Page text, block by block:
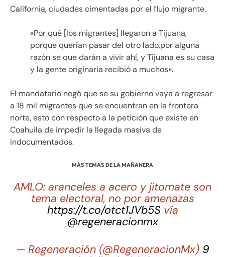
California, ciudades cimentadas por el flujo migrante.
«Por qué [los migrantes] llegaron a Tijuana,
porque querían pasar del otro lado,por alguna
razón se que darán a vivir ahí, y Tijuana es su casa
y la gente originaria recibió a muchos».
El mandatario negó que se su gobierno vaya a regresar
a 18 mil migrantes que se encuentran en la frontera
norte, esto con respecto a la petición que existe en
Coahuila de impedir la llegada masiva de
indocumentados.
MÁS TEMAS DE LA MAÑANERA
AMLO: aranceles a acero y jitomate son
tema electoral, no por amenazas
https://t.co/otct1JVb5S vía
@regeneracionmx
— Regeneración (@RegeneracionMx) 9